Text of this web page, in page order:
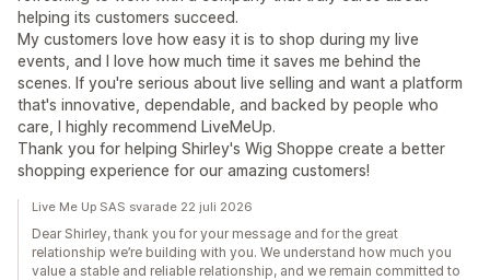
helping its customers succeed.
My customers love how easy it is to shop during my live
events, and I love how much time it saves me behind the
scenes. If you're serious about live selling and want a platform
that's innovative, dependable, and backed by people who
care, I highly recommend LiveMeUp.
Thank you for helping Shirley's Wig Shoppe create a better
shopping experience for our amazing customers!
Live Me Up SAS svarade 22 juli 2026
Dear Shirley, thank you for your message and for the great
relationship we’re building with you. We understand how much you
value a stable and reliable relationship, and we remain committed to